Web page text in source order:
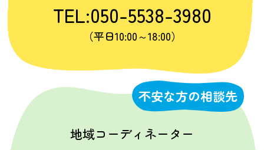
TEL:050-5538-3980
（平日10:00～18:00）
不安な方の相談先
地域コーディネーター